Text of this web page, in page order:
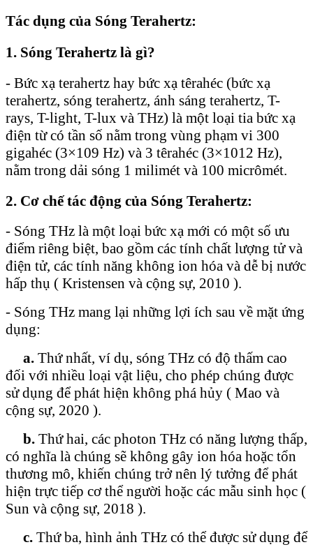
Tác dụng của Sóng Terahertz:
1. Sóng Terahertz là gì?
- Bức xạ terahertz hay bức xạ têrahéc (bức xạ
terahertz, sóng terahertz, ánh sáng terahertz, T-
rays, T-light, T-lux và THz) là một loại tia bức xạ
điện từ có tần số nằm trong vùng phạm vi 300
gigahéc (3×109 Hz) và 3 têrahéc (3×1012 Hz),
nằm trong dải sóng 1 milimét và 100 micrômét.
2. Cơ chế tác động của Sóng Terahertz:
- Sóng THz là một loại bức xạ mới có một số ưu
điểm riêng biệt, bao gồm các tính chất lượng tử và
điện tử, các tính năng không ion hóa và dễ bị nước
hấp thụ ( Kristensen và cộng sự, 2010 ).
- Sóng THz mang lại những lợi ích sau về mặt ứng
dụng:
a. Thứ nhất, ví dụ, sóng THz có độ thấm cao
đối với nhiều loại vật liệu, cho phép chúng được
sử dụng để phát hiện không phá hủy ( Mao và
cộng sự, 2020 ).
b. Thứ hai, các photon THz có năng lượng thấp,
có nghĩa là chúng sẽ không gây ion hóa hoặc tổn
thương mô, khiến chúng trở nên lý tưởng để phát
hiện trực tiếp cơ thể người hoặc các mẫu sinh học (
Sun và cộng sự, 2018 ).
c. Thứ ba, hình ảnh THz có thể được sử dụng để